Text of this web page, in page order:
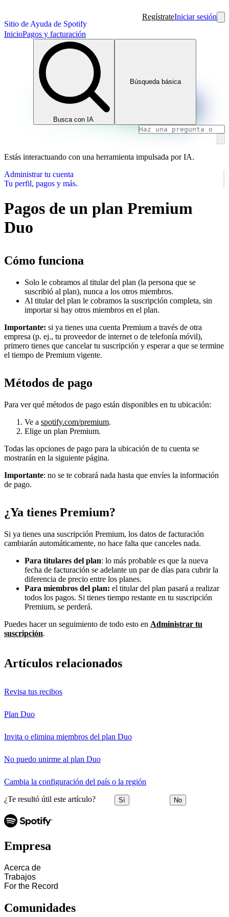
Sitio de Ayuda de Spotify
RegístrateIniciar sesión
InicioPagos y facturación
Busca con IA
Búsqueda básica
Estás interactuando con una herramienta impulsada por IA.
Administrar tu cuenta
Tu perfil, pagos y más.
Pagos de un plan Premium
Duo
Cómo funciona
Solo le cobramos al titular del plan (la persona que se
suscribió al plan), nunca a los otros miembros.
Al titular del plan le cobramos la suscripción completa, sin
importar si hay otros miembros en el plan.
Importante: si ya tienes una cuenta Premium a través de otra
empresa (p. ej., tu proveedor de internet o de telefonía móvil),
primero tienes que cancelar tu suscripción y esperar a que se termine
el tiempo de Premium vigente.
Métodos de pago
Para ver qué métodos de pago están disponibles en tu ubicación:
Ve a spotify.com/premium.
Elige un plan Premium.
Todas las opciones de pago para la ubicación de tu cuenta se
mostrarán en la siguiente página.
Importante: no se te cobrará nada hasta que envíes la información
de pago.
¿Ya tienes Premium?
Si ya tienes una suscripción Premium, los datos de facturación
cambiarán automáticamente, no hace falta que canceles nada.
Para titulares del plan: lo más probable es que la nueva
fecha de facturación se adelante un par de días para cubrir la
diferencia de precio entre los planes.
Para miembros del plan: el titular del plan pasará a realizar
todos los pagos. Si tienes tiempo restante en tu suscripción
Premium, se perderá.
Puedes hacer un seguimiento de todo esto en Administrar tu
suscripción.
Artículos relacionados
Revisa tus recibos
Plan Duo
Invita o elimina miembros del plan Duo
No puedo unirme al plan Duo
Cambia la configuración del país o la región
¿Te resultó útil este artículo? Sí No
Empresa
Acerca de
Trabajos
For the Record
Comunidades